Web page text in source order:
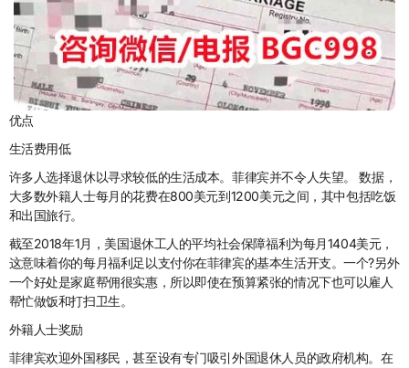
优点
生活费用低
许多人选择退休以寻求较低的生活成本。菲律宾并不令人失望。 数据，
大多数外籍人士每月的花费在800美元到1200美元之间，其中包括吃饭
和出国旅行。
截至2018年1月，美国退休工人的平均社会保障福利为每月1404美元，
这意味着你的每月福利足以支付你在菲律宾的基本生活开支。一个?另外
一个好处是家庭帮佣很实惠，所以即使在预算紧张的情况下也可以雇人
帮忙做饭和打扫卫生。
外籍人士奖励
菲律宾欢迎外国移民，甚至设有专门吸引外国退休人员的政府机构。在